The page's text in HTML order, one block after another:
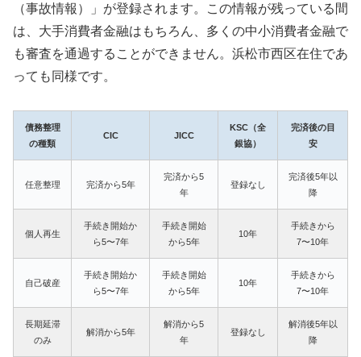
（事故情報）」が登録されます。この情報が残っている間
は、大手消費者金融はもちろん、多くの中小消費者金融で
も審査を通過することができません。浜松市西区在住であ
っても同様です。
債務整理
の種類
CIC JICC
KSC（全
銀協）
完済後の目
安
任意整理 完済から5年
完済から5
年
登録なし
完済後5年以
降
個人再生
手続き開始か
ら5〜7年
手続き開始
から5年
10年
手続きから
7〜10年
自己破産
手続き開始か
ら5〜7年
手続き開始
から5年
10年
手続きから
7〜10年
長期延滞
のみ
解消から5年
解消から5
年
登録なし
解消後5年以
降